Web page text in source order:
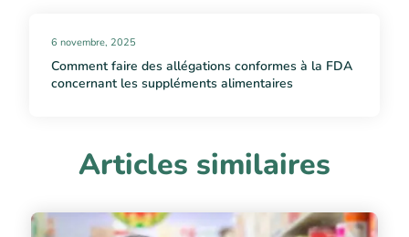
6 novembre, 2025
Comment faire des allégations conformes à la FDA
concernant les suppléments alimentaires
Articles similaires